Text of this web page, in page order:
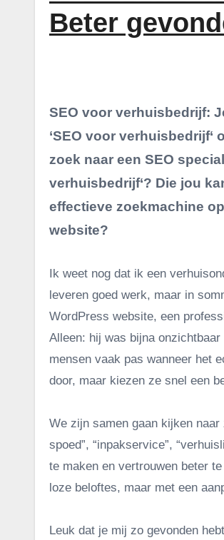
Beter
SEO voor verhuisbedrijf:
‘SEO voor
zoek naar een SEO
verhuisbedrijf‘? Die jou
effectieve zoekmachine
website?
Ik weet nog dat ik een
leveren goed werk, maar in
WordPress website, een
Alleen: hij was bijna
mensen vaak pas wanneer het
door, maar kiezen ze snel een
We zijn samen gaan kijken
spoed”, “inpakservice”,
te maken en vertrouwen beter
loze beloftes, maar met een
Leuk dat je mij zo gevonden